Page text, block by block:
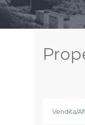
Vendita/
Gazzada